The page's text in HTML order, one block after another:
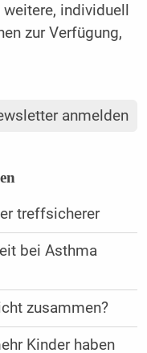
weitere, individuell
zur Verfügung,
anmelden
treffsicherer
bei Asthma
zusammen?
Kinder haben